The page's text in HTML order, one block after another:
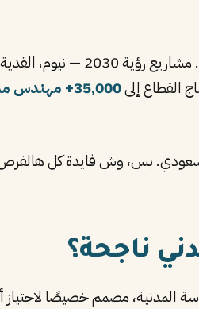
وفقًا للهيئة العامة للإحصاء.
القطاع إلى35,000+ مهندس مدني إضافي
ريال للمهندس السعودي. بس، وش فايدة كل
ناجحة؟
المدنية، مصمم خصيصًا لاجتياز